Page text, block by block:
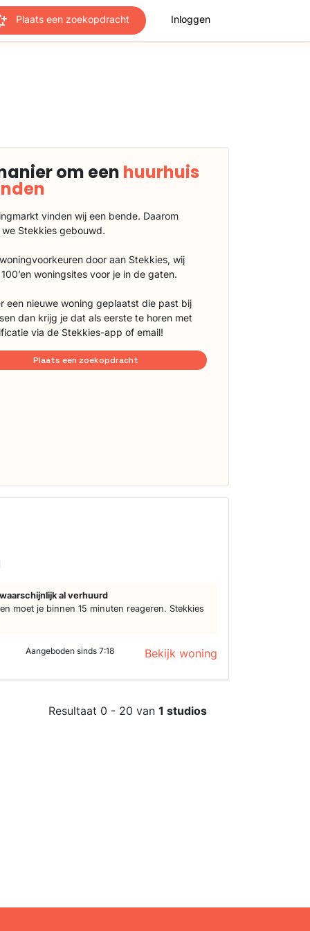
Plaats een zoekopdracht Inloggen
om een huurhuis
vinden wij een bende. Daarom
Stekkies gebouwd.
door aan Stekkies, wij
woningsites voor je in de gaten.
een nieuwe woning geplaatst die past bij
dan krijg je dat als eerste te horen met
via de Stekkies-app of email!
Plaats een zoekopdracht
al verhuurd
moet je binnen 15 minuten reageren. Stekkies
Aangeboden sinds 7:18 Bekijk woning
Resultaat 0 - 20 van 1 studios